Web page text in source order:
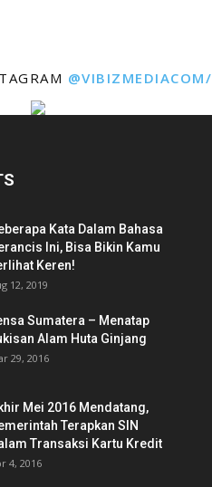
@VIBIZMEDIACOM/
Kata Dalam Bahasa
Ini, Bisa Bikin Kamu
Keren!
12, 2019
Sumatera – Menatap
Alam Huta Ginjang
29, 2016
Mei 2016 Mendatang,
Terapkan SIN
Transaksi Kartu Kredit
4, 2016